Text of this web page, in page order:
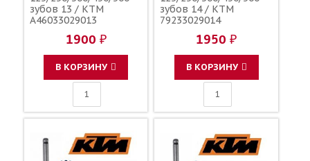
зубов 13 / KTM
A46033029013
1900 ₽
В КОРЗИНУ
зубов 14 / KTM
79233029014
1950 ₽
В КОРЗИНУ